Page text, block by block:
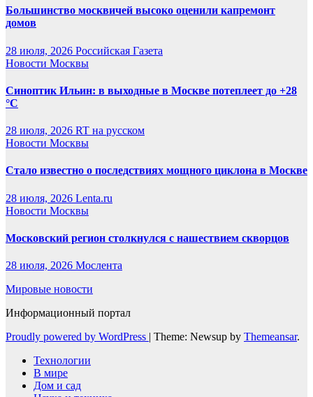
Большинство москвичей высоко оценили капремонт
домов
28 июля, 2026 Российская Газета
Новости Москвы
Синоптик Ильин: в выходные в Москве потеплеет до +28
°C
28 июля, 2026 RT на русском
Новости Москвы
Стало известно о последствиях мощного циклона в Москве
28 июля, 2026 Lenta.ru
Новости Москвы
Московский регион столкнулся с нашествием скворцов
28 июля, 2026 Мослента
Мировые новости
Информационный портал
Proudly powered by WordPress | Theme: Newsup by Themeansar.
Технологии
В мире
Дом и сад